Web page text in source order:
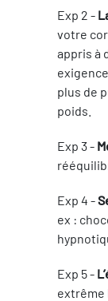
Exp 2 -
votre
appris à
plus de
poids.
Exp 3 -
Exp 4 -
ex :
Exp 5 -
extrême